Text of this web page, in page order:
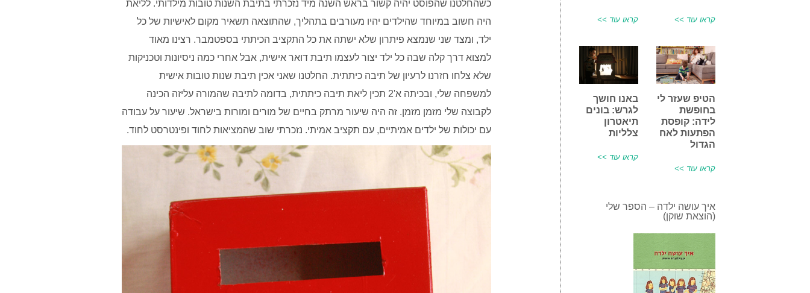
קראו עוד >> קראו עוד >>
הטיפ שעזר לי
בחופשת
לידה: קופסת
הפתעות לאח
הגדול
קראו עוד >>
באנו חושך
לגרש: בונים
תיאטרון
צלליות
קראו עוד >>
איך עושה ילדה – הספר שלי
(הוצאת שוקן)
כשהחלטנו שהפוסט יהיה קשור בראש השנה מיד נזכרתי בתיבת השנות טובות מילדותי. לליאת
היה חשוב במיוחד שהילדים יהיו מעורבים בתהליך, שהתוצאה תשאיר מקום לאישיות של כל
ילד, ומצד שני שנמצא פיתרון שלא ישתה את כל התקציב הכיתתי בספטמבר. רצינו מאוד
למצוא דרך קלה שבה כל ילד יצור לעצמו תיבת דואר אישית, אבל אחרי כמה ניסיונות וטכניקות
שלא צלחו חזרנו לרעיון של תיבה כיתתית. החלטנו שאני אכין תיבת שנות טובות אישית
למשפחה שלי, ובכיתה א'2 תכין ליאת תיבה כיתתית, בדומה לתיבה שהמורה עליזה הכינה
לקבוצה שלי מזמן מזמן. זה היה שיעור מרתק בחיים של מורים ומורות בישראל. שיעור על עבודה
עם יכולות של ילדים אמיתיים, עם תקציב אמיתי. נזכרתי שוב שהמציאות לחוד ופינטרסט לחוד.